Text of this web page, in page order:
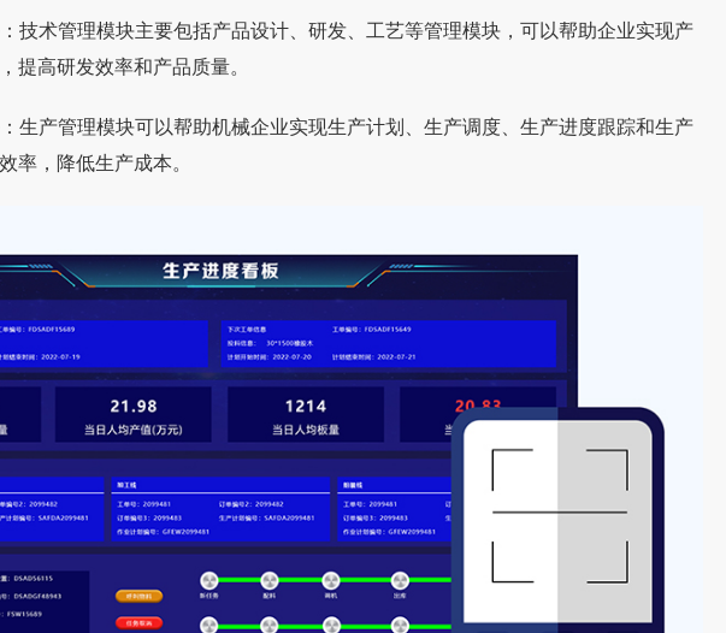
术管理模块主要包括产品设计、研发、工艺等管理模块，可以帮助企业实现产
提高研发效率和产品质量。
产管理模块可以帮助机械企业实现生产计划、生产调度、生产进度跟踪和生产
率，降低生产成本。
司签约永拓家具ERP、MES数字化案例
一、 客户介绍：深耕制造三十载的户外家具
专家 广州稳凯家具有限公司自1993年成立以
巴夏居品迈入数字化管理新阶段
一、客户简介 巴夏居品（BASHAHOME）总